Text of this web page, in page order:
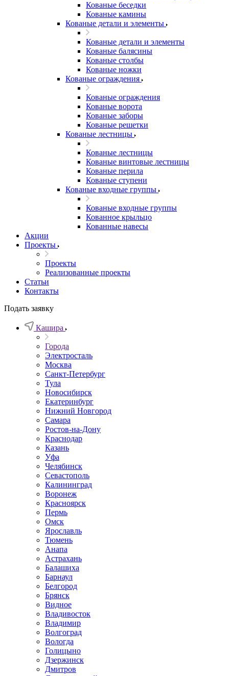
Кованые беседки
Кованые камины
Кованые детали и элементы
Кованые детали и элементы
Кованые балясины
Кованые столбы
Кованые ножки
Кованые ограждения
Кованые ограждения
Кованые ворота
Кованые заборы
Кованые решетки
Кованые лестницы
Кованые лестницы
Кованые винтовые лестницы
Кованые перила
Кованые ступени
Кованые входные группы
Кованые входные группы
Кованное крыльцо
Кованные навесы
Акции
Проекты
Проекты
Реализованные проекты
Статьи
Контакты
Подать заявку
Кашира
Города
Электросталь
Москва
Санкт-Петербург
Тула
Новосибирск
Екатеринбург
Нижний Новгород
Самара
Ростов-на-Дону
Краснодар
Казань
Уфа
Челябинск
Севастополь
Калининград
Воронеж
Красноярск
Пермь
Омск
Ярославль
Тюмень
Анапа
Астрахань
Балашиха
Барнаул
Белгород
Брянск
Видное
Владивосток
Владимир
Волгоград
Вологда
Голицыно
Дзержинск
Дмитров